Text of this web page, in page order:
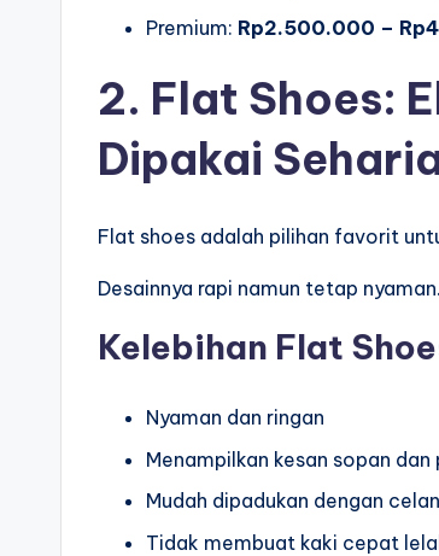
Premium: Rp2.500.000 –
2. Flat Shoes:
Dipakai
Flat shoes adalah pilihan favorit
Desainnya rapi namun tetap nyaman.
Kelebihan Flat
Nyaman dan ringan
Menampilkan kesan sopan
Mudah dipadukan dengan
Tidak membuat kaki cepat